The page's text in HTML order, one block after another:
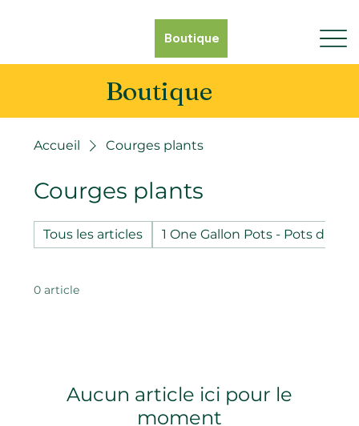
Boutique
Boutique
Accueil Courges plants
Courges plants
Tous les articles 1 One Gallon Pots - Pots d'un
0 article
Aucun article ici pour le
moment